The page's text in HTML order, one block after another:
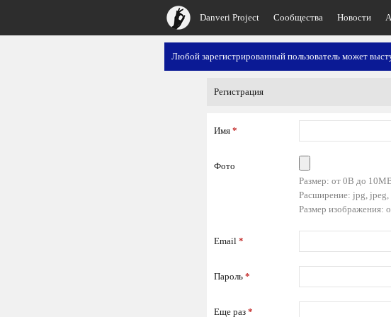
Danveri Project Сообщества Новости
Любой зарегистрированный пользователь может
Регистрация
Имя *
Фото
Размер: от 0B до
Расширение: jpg,
Размер изображения:
Email *
Пароль *
Еще раз *